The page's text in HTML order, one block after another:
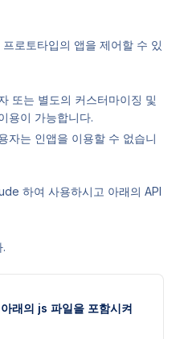
로토타입의 앱을 제어할 수 있
또는 별도의 커스터마이징 및
용이 가능합니다.
자는 인앱을 이용할 수 없습니
하여 사용하시고 아래의 API
래의 js 파일을 포함시켜